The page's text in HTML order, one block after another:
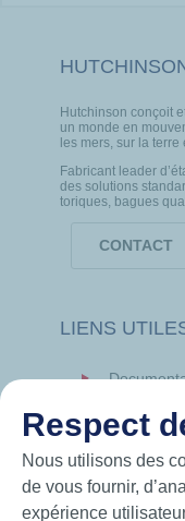
Hutchinson conçoit
un monde en
les mers, sur la terre
Fabricant leader
des solutions
toriques, bagues
CONTACT
LIENS
Respect
Nous utilisons des
de vous fournir,
expérience